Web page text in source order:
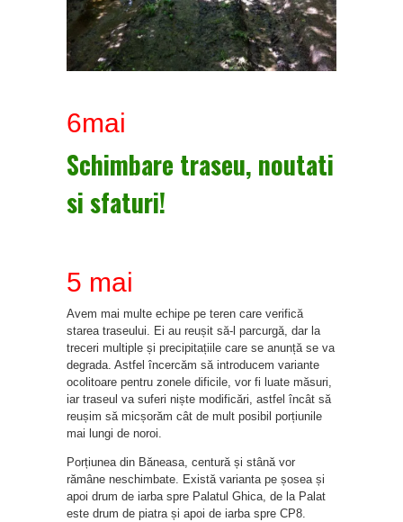
6mai
Schimbare traseu, noutati
si sfaturi!
5 mai
Avem mai multe echipe pe teren care verifică
starea traseului. Ei au reușit să-l parcurgă, dar la
treceri multiple și precipitațiile care se anunță se va
degrada. Astfel încercăm să introducem variante
ocolitoare pentru zonele dificile, vor fi luate măsuri,
iar traseul va suferi niște modificări, astfel încât să
reușim să micșorăm cât de mult posibil porțiunile
mai lungi de noroi.
Porțiunea din Băneasa, centură și stână vor
rămâne neschimbate. Există varianta pe șosea și
apoi drum de iarba spre Palatul Ghica, de la Palat
este drum de piatra și apoi de iarba spre CP8.